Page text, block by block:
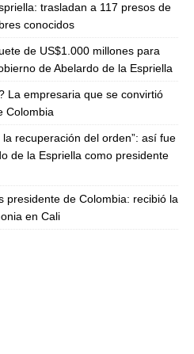
trasladan a 117 presos de
conocidos
de US$1.000 millones para
de Abelardo de la Espriella
La empresaria que se convirtió
Colombia
recuperación del orden”: así fue
de la Espriella como presidente
presidente de Colombia: recibió la
en Cali